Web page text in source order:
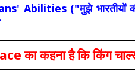
Abilities ("मुझे भारतीयों की
कहना है कि किंग